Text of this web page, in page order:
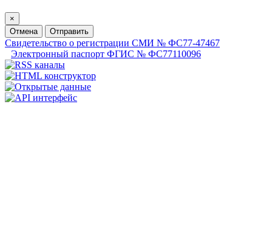
×
Отмена
Отправить
Свидетельство о регистрации СМИ № ФС77-47467
Электронный паспорт ФГИС № ФС77110096